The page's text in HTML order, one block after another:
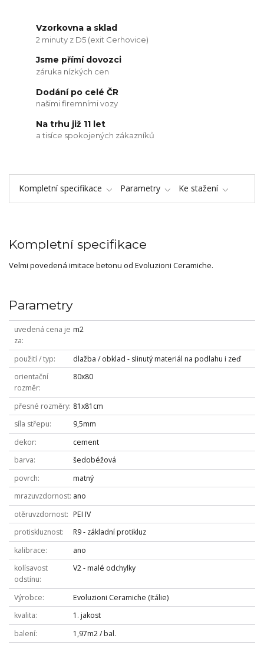
Vzorkovna a sklad
2 minuty z D5 (exit Cerhovice)
Jsme přímí dovozci
záruka nízkých cen
Dodání po celé ČR
našimi firemními vozy
Na trhu již 11 let
a tisíce spokojených zákazníků
Kompletní specifikace Parametry Ke stažení
Kompletní specifikace
Velmi povedená imitace betonu od Evoluzioni Ceramiche.
Parametry
uvedená cena je
za
m2
použití / typ
dlažba / obklad - slinutý materiál na podlahu i zeď
orientační
rozměr
80x80
přesné rozměry 81x81cm
síla střepu
9,5mm
dekor
cement
barva
šedobéžová
povrch
matný
mrazuvzdornost ano
otěruvzdornost
PEI IV
protiskluznost
R9 - základní protikluz
kalibrace
ano
kolísavost
odstínu
V2 - malé odchylky
Výrobce
Evoluzioni Ceramiche (Itálie)
kvalita
1. jakost
balení
1,97m2 / bal.